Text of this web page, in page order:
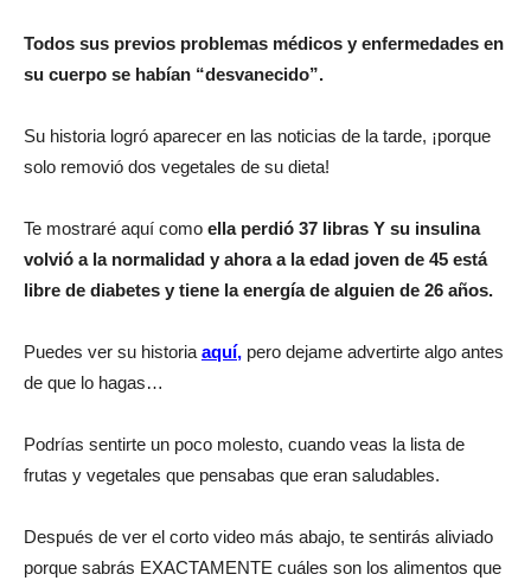
Todos sus previos problemas médicos y enfermedades en
su cuerpo se habían “desvanecido”.
Su historia logró aparecer en las noticias de la tarde, ¡porque
solo removió dos vegetales de su dieta!
Te mostraré aquí como ella perdió 37 libras Y su insulina
volvió a la normalidad y ahora a la edad joven de 45 está
libre de diabetes y tiene la energía de alguien de 26 años.
Puedes ver su historia aquí, pero dejame advertirte algo antes
de que lo hagas…
Podrías sentirte un poco molesto, cuando veas la lista de
frutas y vegetales que pensabas que eran saludables.
Después de ver el corto video más abajo, te sentirás aliviado
porque sabrás EXACTAMENTE cuáles son los alimentos que